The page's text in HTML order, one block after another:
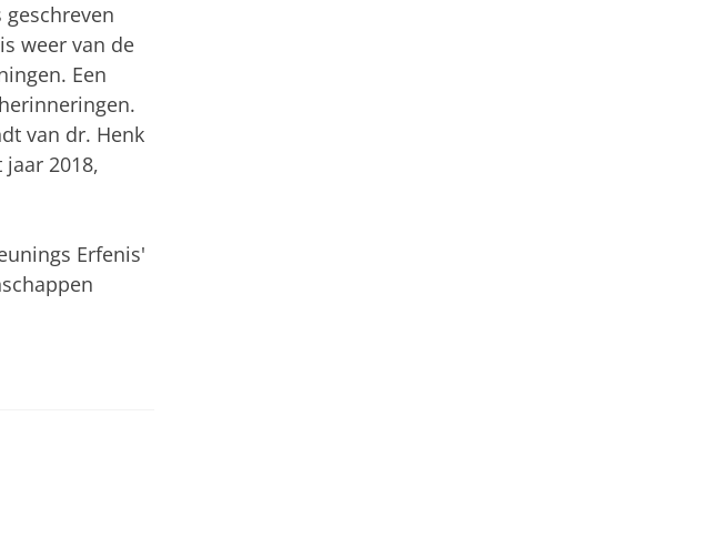
weer van de
Een
van dr. Henk
2018,
Erfenis'